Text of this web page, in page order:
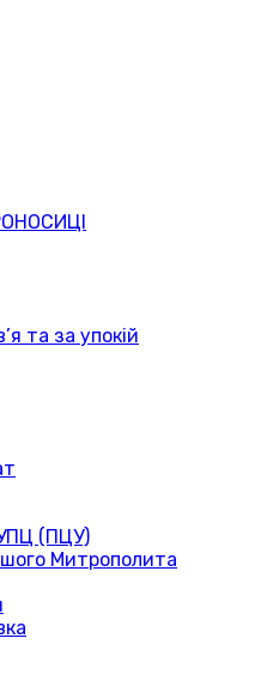
та за упокій
УПЦ (ПЦУ)
Митрополита